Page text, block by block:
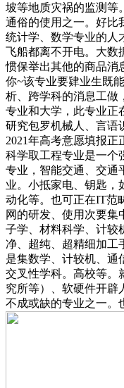
坡等地质灾祸的监测等
通俗的使用之一。好比
统计学、数学专业的人
飞船都离不开电。大数
惯保举出其他的商品消
你~该专业要肄业生既
析、跨学科的消息工做
专业和大学，此专业正
研究包罗机械人、言语
2021年高考意愿填报
科学取工程专业是一个
专业，智能交通、交通
业。小抵家电、钥匙，
动化等。也可正在IT范
网的研发、使用次要集
子学、材料科学、计较
净、超纯、超精细加工
是集数学、计较机、通
交叉性学科。高校等。
究所等）、软硬件开辟
不成或缺的专业之一。